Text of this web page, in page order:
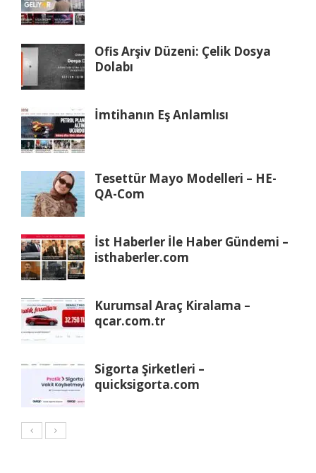
Ofis Arşiv Düzeni: Çelik Dosya
Dolabı
İmtihanın Eş Anlamlısı
Tesettür Mayo Modelleri – HE-
QA-Com
İst Haberler İle Haber Gündemi –
isthaberler.com
Kurumsal Araç Kiralama –
qcar.com.tr
Sigorta Şirketleri –
quicksigorta.com